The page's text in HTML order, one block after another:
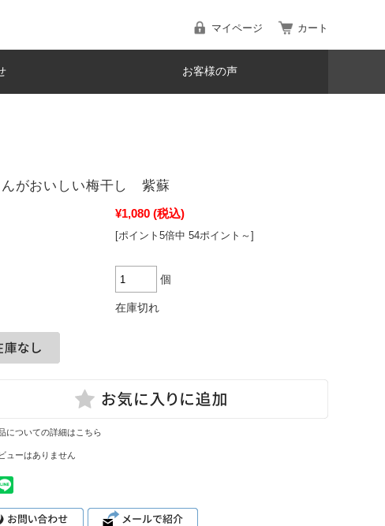
マイページ カート
お客様の声
んがおいしい梅干し 紫蘇
¥1,080 (税込)
[ポイント5倍中 54ポイント～]
個
在庫切れ
についての詳細はこちら
ューはありません